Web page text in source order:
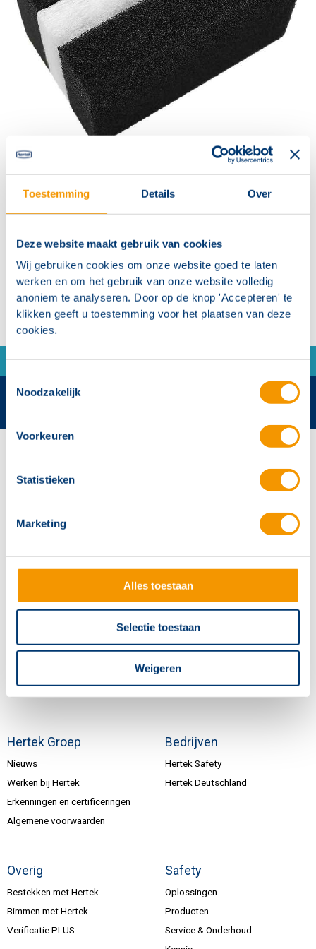
Toestemming Details Over
Deze website maakt gebruik van cookies
Wij gebruiken cookies om onze website goed te laten
werken en om het gebruik van onze website volledig
anoniem te analyseren. Door op de knop 'Accepteren' te
klikken geeft u toestemming voor het plaatsen van deze
cookies.
Toestemmingsselectie
Noodzakelijk
Voorkeuren
Statistieken
Marketing
Alles toestaan
Selectie toestaan
Weigeren
Contact
Vervangingselement voor luchtfilter type LF-AD-1,
bestaande uit 3 fijnfiltermatten
Bedrijfstemperatuurbereik −30 °C tot +80 °C
Hertek Groep
Nieuws
Werken bij Hertek
Erkenningen en certificeringen
Algemene voorwaarden
Bedrijven
Hertek Safety
Hertek Deutschland
Overig
Bestekken met Hertek
Bimmen met Hertek
Verificatie PLUS
Safety
Oplossingen
Producten
Service & Onderhoud
Hertek Groep hoofdkantoor
info@hertek.nl
Volg ons
Inschrijven nieuwsbrief